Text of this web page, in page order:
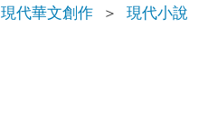
現代華文創作 ＞ 現代小說